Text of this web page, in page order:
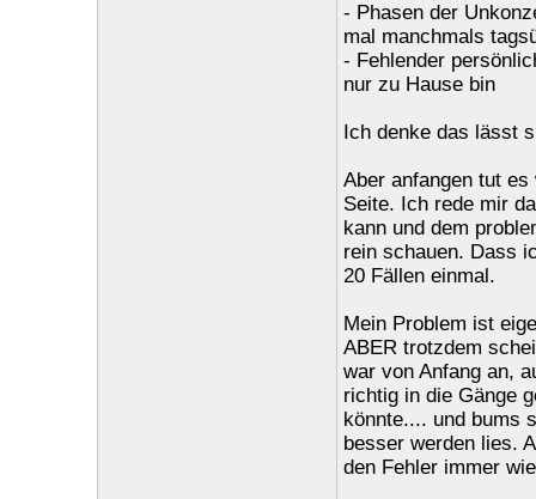
- Phasen der
mal manchmals
- Fehlender
nur zu Hause bin
Ich denke das lässt
Aber anfangen tut
Seite. Ich rede mir
kann und dem
rein schauen. Dass
20 Fällen einmal.
Mein Problem ist
ABER trotzdem
war von Anfang an,
richtig in die Gänge
könnte.... und bums
besser werden lies.
den Fehler immer